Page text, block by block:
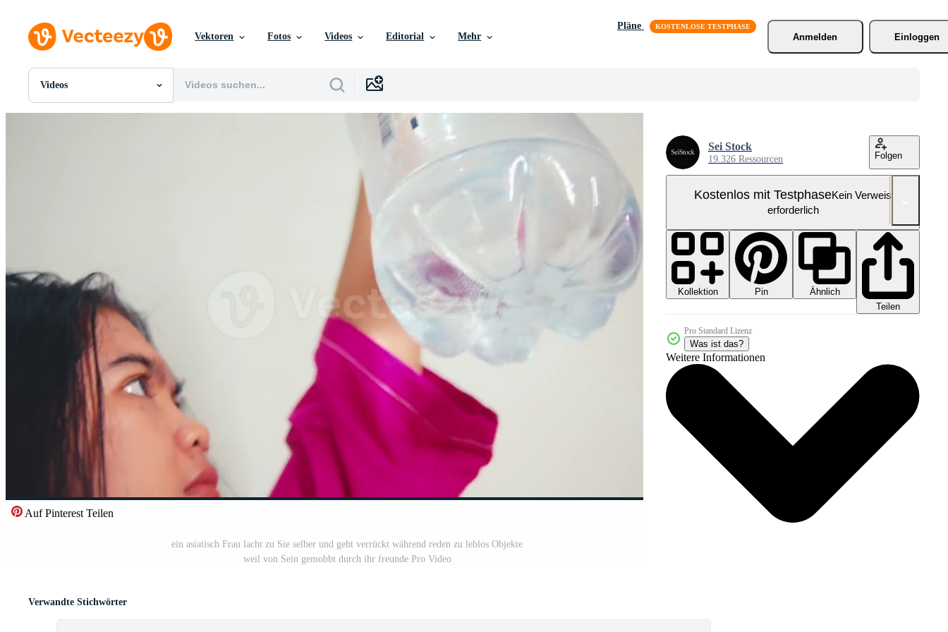
Vektoren Fotos Videos Editorial Mehr
Pläne
Anmelden
Einloggen
Videos
Alle Bilder
Auf Pinterest Teilen
ein asiatisch Frau lacht zu Sie selber und geht verrückt während reden zu leblos Objekte
weil von Sein gemobbt durch ihr freunde Pro Video
Sei Stock
19.326 Ressourcen Folgen
Kostenlos mit TestphaseKein Verweis
erforderlich
Kollektion Pin
Ähnlich
Teilen
Pro Standard Lizenz
Was ist das?
Weitere Informationen
Verwandte Stichwörter